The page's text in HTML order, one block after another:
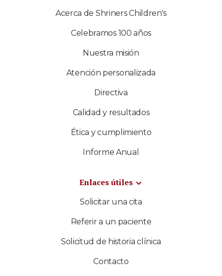
Acerca de Shriners Children's
Celebramos 100 años
Nuestra misión
Atención personalizada
Directiva
Calidad y resultados
Ética y cumplimiento
Informe Anual
Enlaces útiles
Solicitar una cita
Referir a un paciente
Solicitud de historia clínica
Contacto